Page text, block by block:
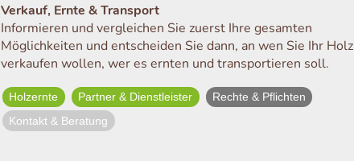
Verkauf, Ernte & Transport
Informieren und vergleichen Sie zuerst Ihre gesamten
Möglichkeiten und entscheiden Sie dann, an wen Sie Ihr Holz
verkaufen wollen, wer es ernten und transportieren soll.
Holzernte Partner & Dienstleister
Rechte & Pflichten
Kontakt & Beratung